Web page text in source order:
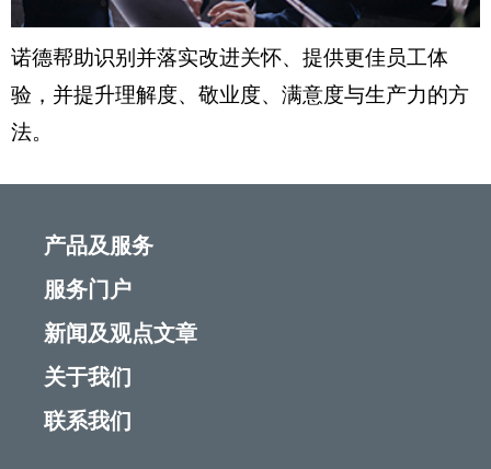
诺德帮助识别并落实改进关怀、提供更佳员工体
验，并提升理解度、敬业度、满意度与生产力的方
法。
产品及服务
服务门户
新闻及观点文章
关于我们
联系我们